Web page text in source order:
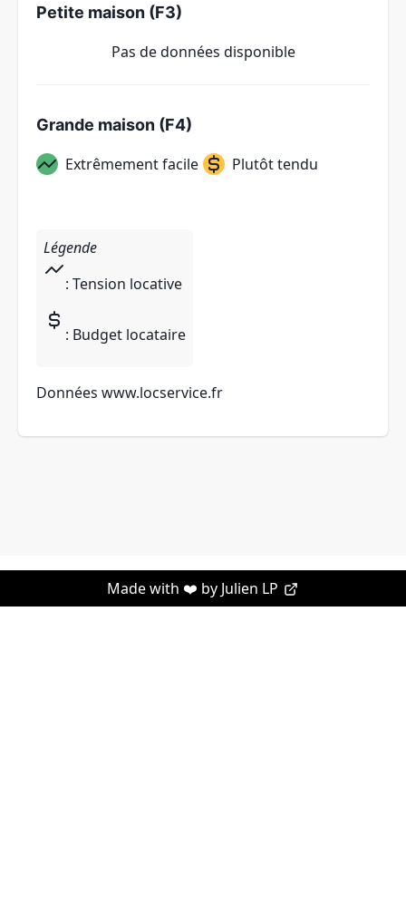
Petite maison (F3)
Pas de données disponible
Grande maison (F4)
Extrêmement facile Plutôt tendu
Légende
: Tension locative
: Budget locataire
Données www.locservice.fr
Made with ❤️ by Julien LP